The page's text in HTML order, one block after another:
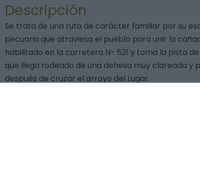
Descripción
Se trata de una ruta de carácter familiar por su
pecuaria que atraviesa el pueblo para unir la
habilitado en la carretera N- 521 y toma la pista
que llega rodeado de una dehesa muy clareada
después de cruzar el arroyo del Lugar.